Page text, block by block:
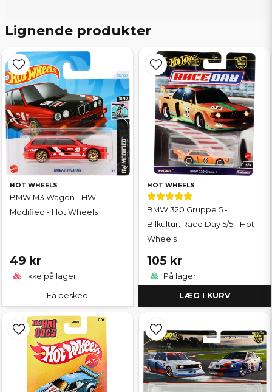
Lignende produkter
HOT WHEELS
BMW M3 Wagon - HW
Modified - Hot Wheels
49 kr
Ikke på lager
Få besked
HOT WHEELS
BMW 320 Gruppe 5 -
Bilkultur: Race Day 5/5 - Hot
Wheels
105 kr
På lager
LÆG I KURV